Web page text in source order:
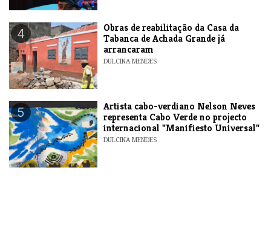
4
​Obras de reabilitação da Casa da
Tabanca de Achada Grande já
arrancaram
DULCINA MENDES
5
​Artista cabo-verdiano Nelson Neves
representa Cabo Verde no projecto
internacional "Manifiesto Universal"
DULCINA MENDES